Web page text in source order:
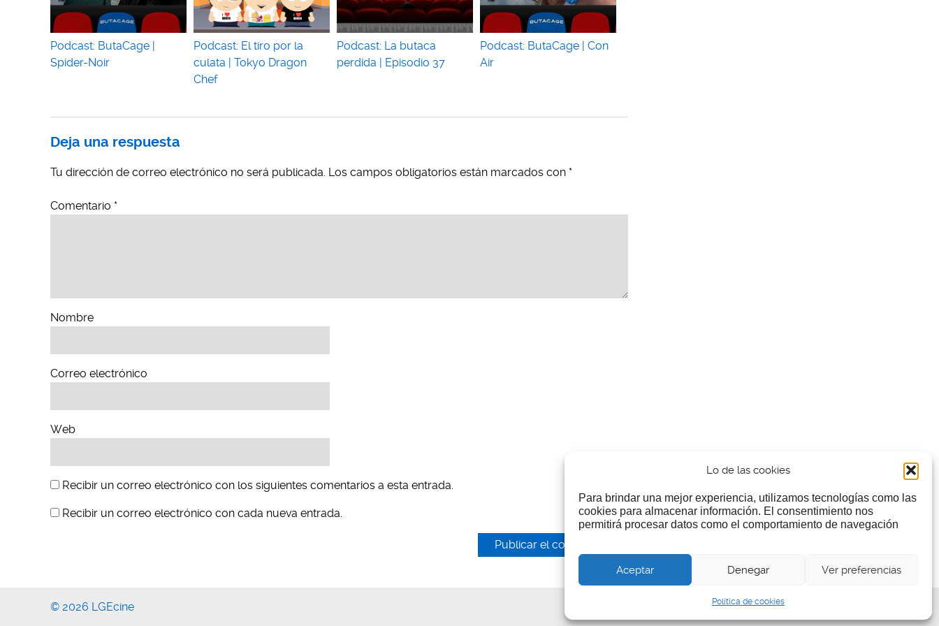
Lo de las cookies
Para brindar una mejor experiencia, utilizamos tecnologías como las
cookies para almacenar información. El consentimiento nos
permitirá procesar datos como el comportamiento de navegación
Aceptar Denegar Ver preferencias
Política de cookies
Podcast: ButaCage |
Spider-Noir
Podcast: El tiro por la
culata | Tokyo Dragon
Chef
Podcast: La butaca
perdida | Episodio 37
Podcast: ButaCage | Con
Air
Deja una respuesta
Tu dirección de correo electrónico no será publicada. Los campos obligatorios están marcados con *
Comentario *
Nombre
Correo electrónico
Web
Recibir un correo electrónico con los siguientes comentarios a esta entrada.
Recibir un correo electrónico con cada nueva entrada.
© 2026 LGEcine